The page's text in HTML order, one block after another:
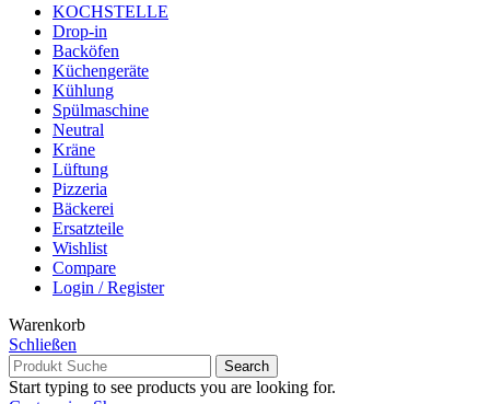
KOCHSTELLE
Drop-in
Backöfen
Küchengeräte
Kühlung
Spülmaschine
Neutral
Kräne
Lüftung
Pizzeria
Bäckerei
Ersatzteile
Wishlist
Compare
Login / Register
Warenkorb
Schließen
Search
Start typing to see products you are looking for.